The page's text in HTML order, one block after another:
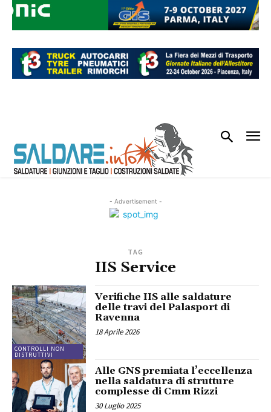
- Advertisement -
TAG
IIS Service
CONTROLLI NON
DISTRUTTIVI
Verifiche IIS alle saldature
delle travi del Palasport di
Ravenna
18 Aprile 2026
Alle GNS premiata l’eccellenza
nella saldatura di strutture
complesse di Cmm Rizzi
30 Luglio 2025